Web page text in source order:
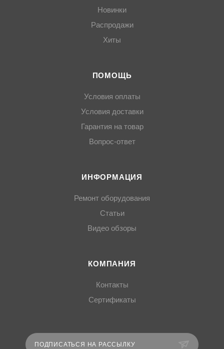
Новинки
Распродажи
Хиты
ПОМОЩЬ
Условия оплаты
Условия доставки
Гарантия на товар
Вопрос-ответ
ИНФОРМАЦИЯ
Ремонт оборудования
Статьи
Видео обзоры
КОМПАНИЯ
Контакты
Сертификаты
ПОДПИСАТЬСЯ НА РАССЫЛКУ